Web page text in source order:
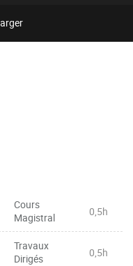
Cours
Magistral
0,5h
Travaux
Dirigés
0,5h